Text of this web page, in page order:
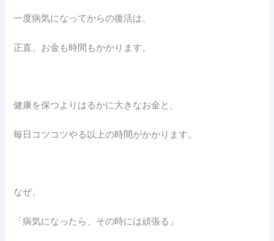
一度病気になってからの復活は、
正直、お金も時間もかかります。
健康を保つよりはるかに大きなお金と、
毎日コツコツやる以上の時間がかかります。
なぜ、
「病気になったら、その時には頑張る」